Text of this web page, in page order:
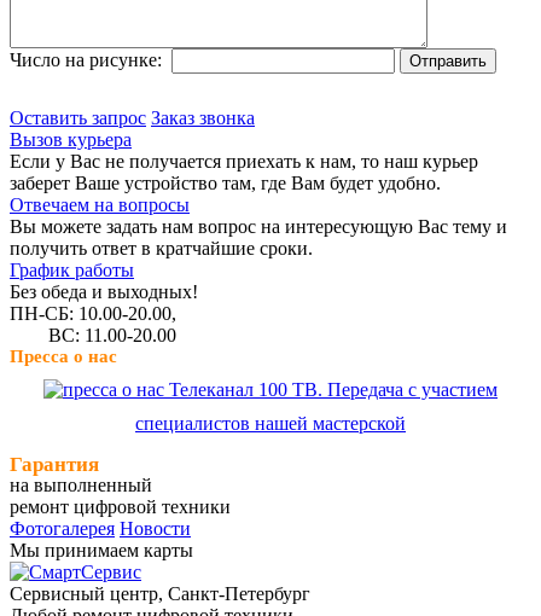
Число на рисунке:
Оставить запрос Заказ звонка
Вызов курьера
Если у Вас не получается приехать к нам, то наш курьер
заберет Ваше устройство там, где Вам будет удобно.
Отвечаем на вопросы
Вы можете задать нам вопрос на интересующую Вас тему и
получить ответ в кратчайшие сроки.
График работы
Без обеда и выходных!
ПН-СБ: 10.00-20.00,
ВС: 11.00-20.00
Пресса о нас
Телеканал 100 ТВ. Передача с участием
специалистов нашей мастерской
Гарантия
на выполненный
ремонт цифровой техники
Фотогалерея Новости
Мы принимаем карты
Сервисный центр, Cанкт-Петербург